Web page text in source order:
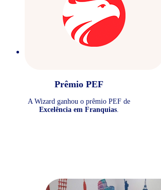
Prêmio PEF
A Wizard ganhou o prêmio PEF de
Excelência em Franquias.